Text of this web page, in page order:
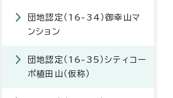
団地認定（16-34）御幸山マ
ンション
団地認定（16-35）シティコー
ポ植田山（仮称）